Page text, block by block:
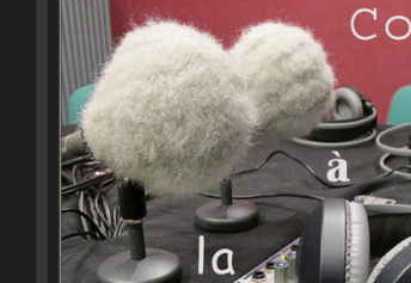
MA MÉMOIRE EN CHANSON
LES SOUVENIRS EN MUSIQUE D'ANDRÉ DEJAUNE